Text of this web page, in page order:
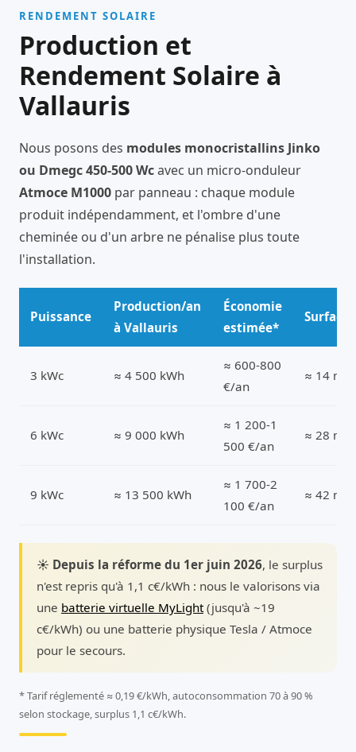
RENDEMENT SOLAIRE
Production et
Rendement Solaire à
Vallauris
Nous posons des modules monocristallins Jinko
ou Dmegc 450-500 Wcavec un micro-onduleur
Atmoce M1000 par panneau : chaque module
produit indépendamment, et l'ombre d'une
cheminée ou d'un arbre ne pénalise plus toute
l'installation.
Puissance
Production/an
à Vallauris
Économie
estimée*
Surface
3 kWc ≈ 4 500 kWh
≈ 600-800
€/an
≈ 14 m²
6 kWc ≈ 9 000 kWh
≈ 1 200-1
500 €/an
≈ 28 m²
9 kWc ≈ 13 500 kWh
≈ 1 700-2
100 €/an
≈ 42 m²
☀️ Depuis la réforme du 1er juin 2026, le surplus
n'est repris qu'à 1,1 c€/kWh : nous le valorisons via
une batterie virtuelle MyLight(jusqu'à ~19
c€/kWh) ou une batterie physique Tesla / Atmoce
pour le secours.
* Tarif réglementé ≈ 0,19 €/kWh, autoconsommation 70 à 90 %
selon stockage, surplus 1,1 c€/kWh.